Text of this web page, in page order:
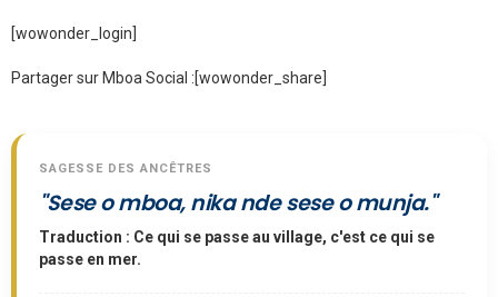
[wowonder_login]
Partager sur Mboa Social :[wowonder_share]
SAGESSE DES ANCÊTRES
"Sese o mboa, nika nde sese o munja."
Traduction : Ce qui se passe au village, c'est ce qui se
passe en mer.